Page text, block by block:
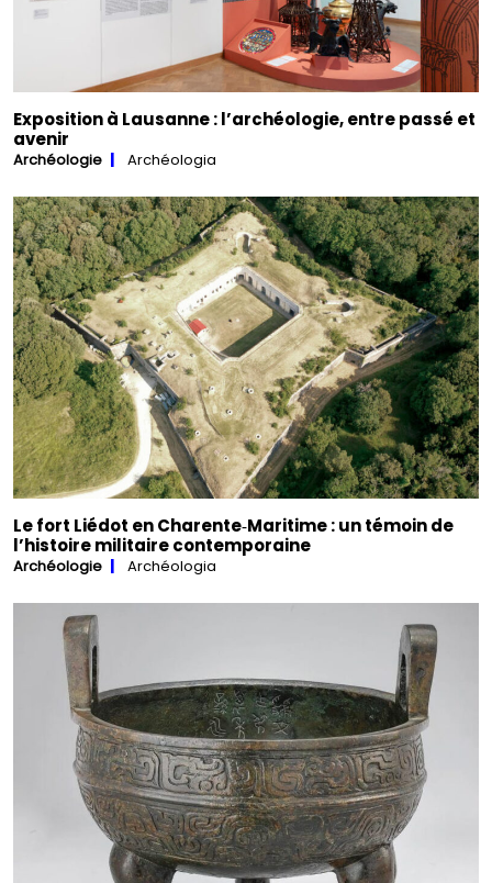
Exposition à Lausanne : l’archéologie, entre passé et
avenir
Archéologie Archéologia
Le fort Liédot en Charente‑Maritime : un témoin de
l’histoire militaire contemporaine
Archéologie Archéologia